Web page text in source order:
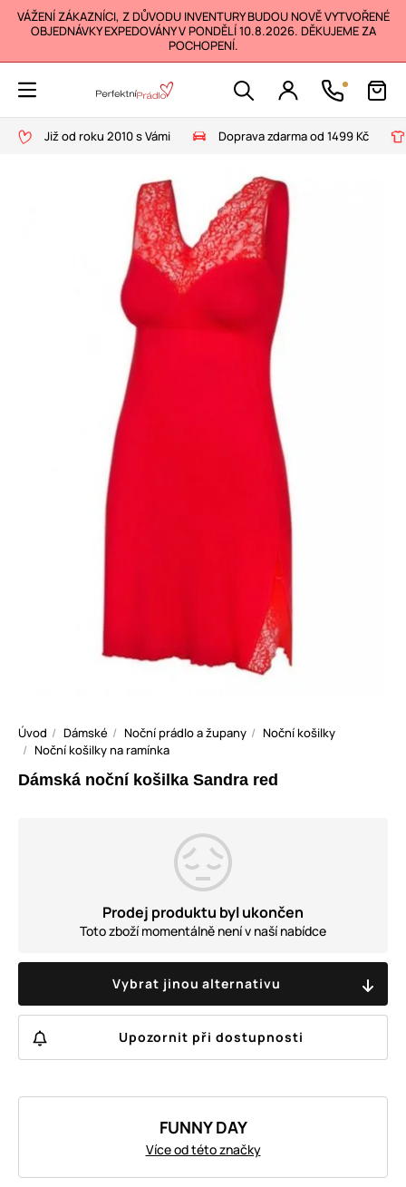
VÁŽENÍ ZÁKAZNÍCI, Z DŮVODU INVENTURY BUDOU NOVĚ VYTVOŘENÉ
OBJEDNÁVKY EXPEDOVÁNY V PONDĚLÍ 10.8.2026. DĚKUJEME ZA
POCHOPENÍ.
Již od roku 2010 s Vámi Doprava zdarma od 1499 Kč
Úvod Dámské Noční prádlo a župany
Noční košilky
Noční košilky na ramínka
Dámská noční košilka Sandra red
Prodej produktu byl ukončen
Toto zboží momentálně není v naší nabídce
Vybrat jinou alternativu
Upozornit při dostupnosti
FUNNY DAY
Více od této značky